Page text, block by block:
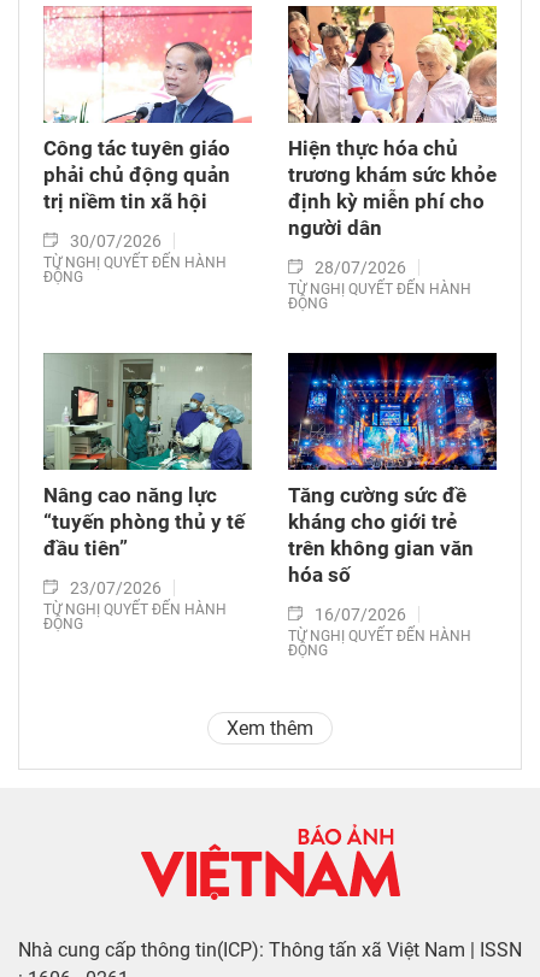
Công tác tuyên giáo
phải chủ động quản
trị niềm tin xã hội
30/07/2026
TỪ NGHỊ QUYẾT ĐẾN HÀNH
ĐỘNG
Hiện thực hóa chủ
trương khám sức khỏe
định kỳ miễn phí cho
người dân
28/07/2026
TỪ NGHỊ QUYẾT ĐẾN HÀNH
ĐỘNG
Nâng cao năng lực
“tuyến phòng thủ y tế
đầu tiên”
23/07/2026
TỪ NGHỊ QUYẾT ĐẾN HÀNH
ĐỘNG
Tăng cường sức đề
kháng cho giới trẻ
trên không gian văn
hóa số
16/07/2026
TỪ NGHỊ QUYẾT ĐẾN HÀNH
ĐỘNG
Xem thêm
Nhà cung cấp thông tin(ICP): Thông tấn xã Việt Nam | ISSN